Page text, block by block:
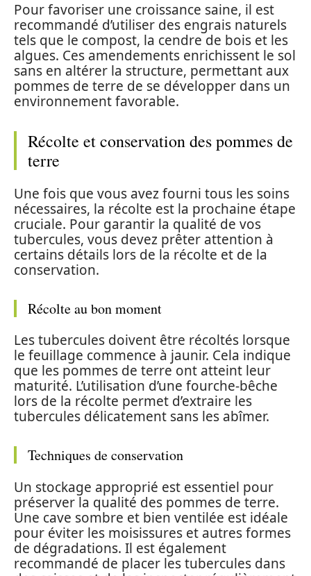
Pour favoriser une croissance saine, il est
recommandé d’utiliser des engrais naturels
tels que le compost, la cendre de bois et les
algues. Ces amendements enrichissent le sol
sans en altérer la structure, permettant aux
pommes de terre de se développer dans un
environnement favorable.
Récolte et conservation des pommes de
terre
Une fois que vous avez fourni tous les soins
nécessaires, la récolte est la prochaine étape
cruciale. Pour garantir la qualité de vos
tubercules, vous devez prêter attention à
certains détails lors de la récolte et de la
conservation.
Récolte au bon moment
Les tubercules doivent être récoltés lorsque
le feuillage commence à jaunir. Cela indique
que les pommes de terre ont atteint leur
maturité. L’utilisation d’une fourche-bêche
lors de la récolte permet d’extraire les
tubercules délicatement sans les abîmer.
Techniques de conservation
Un stockage approprié est essentiel pour
préserver la qualité des pommes de terre.
Une cave sombre et bien ventilée est idéale
pour éviter les moisissures et autres formes
de dégradations. Il est également
recommandé de placer les tubercules dans